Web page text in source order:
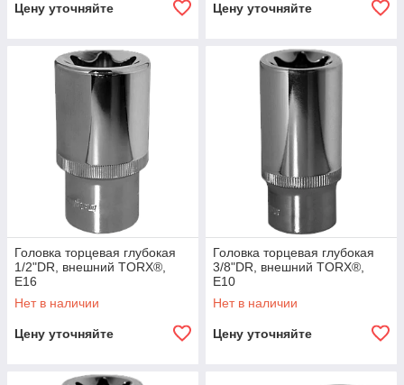
Цену уточняйте Цену уточняйте
Головка торцевая глубокая
1/2"DR, внешний TORX®,
E16
Нет в наличии
Цену уточняйте
Головка торцевая глубокая
3/8"DR, внешний TORX®,
E10
Нет в наличии
Цену уточняйте